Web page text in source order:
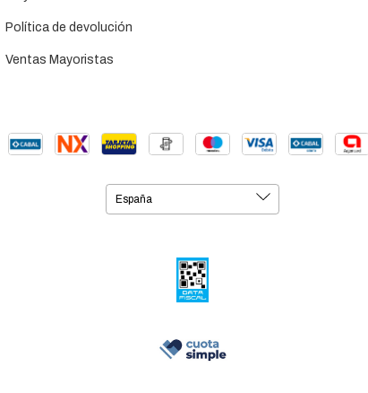
Política de devolución
Ventas Mayoristas